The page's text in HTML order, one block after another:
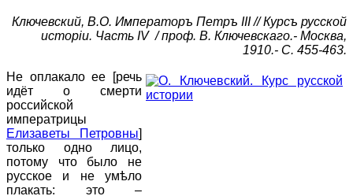
Ключевский, В.О. Императоръ Петръ III // Курсъ русской
исторiи. Часть IV / проф. В. Ключевскаго.- Москва,
1910.- С. 455-463.
Не оплакало ее [речь
идёт о смерти
российской
императрицы
Елизаветы Петровны]
только одно лицо,
потому что было не
русское и не умѣло
плакать: это –